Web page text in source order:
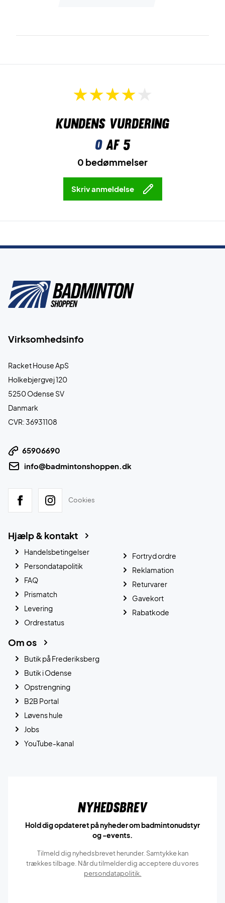
Kundens vurdering
0af 5
0 bedømmelser
Skriv anmeldelse
Virksomhedsinfo
Racket House ApS
Holkebjergvej 120
5250 Odense SV
Danmark
CVR: 36931108
65906690
info@badmintonshoppen.dk
Cookies
Hjælp & kontakt
Handelsbetingelser
Persondatapolitik
FAQ
Prismatch
Levering
Ordrestatus
Fortryd ordre
Reklamation
Returvarer
Gavekort
Rabatkode
Om os
Butik på Frederiksberg
Butik i Odense
Opstrengning
B2B Portal
Løvens hule
Jobs
YouTube-kanal
Nyhedsbrev
Hold dig opdateret på nyheder om badmintonudstyr
og -events.
Tilmeld dig nyhedsbrevet herunder. Samtykke kan
trækkes tilbage. Når du tilmelder dig acceptere du vores
persondatapolitik.